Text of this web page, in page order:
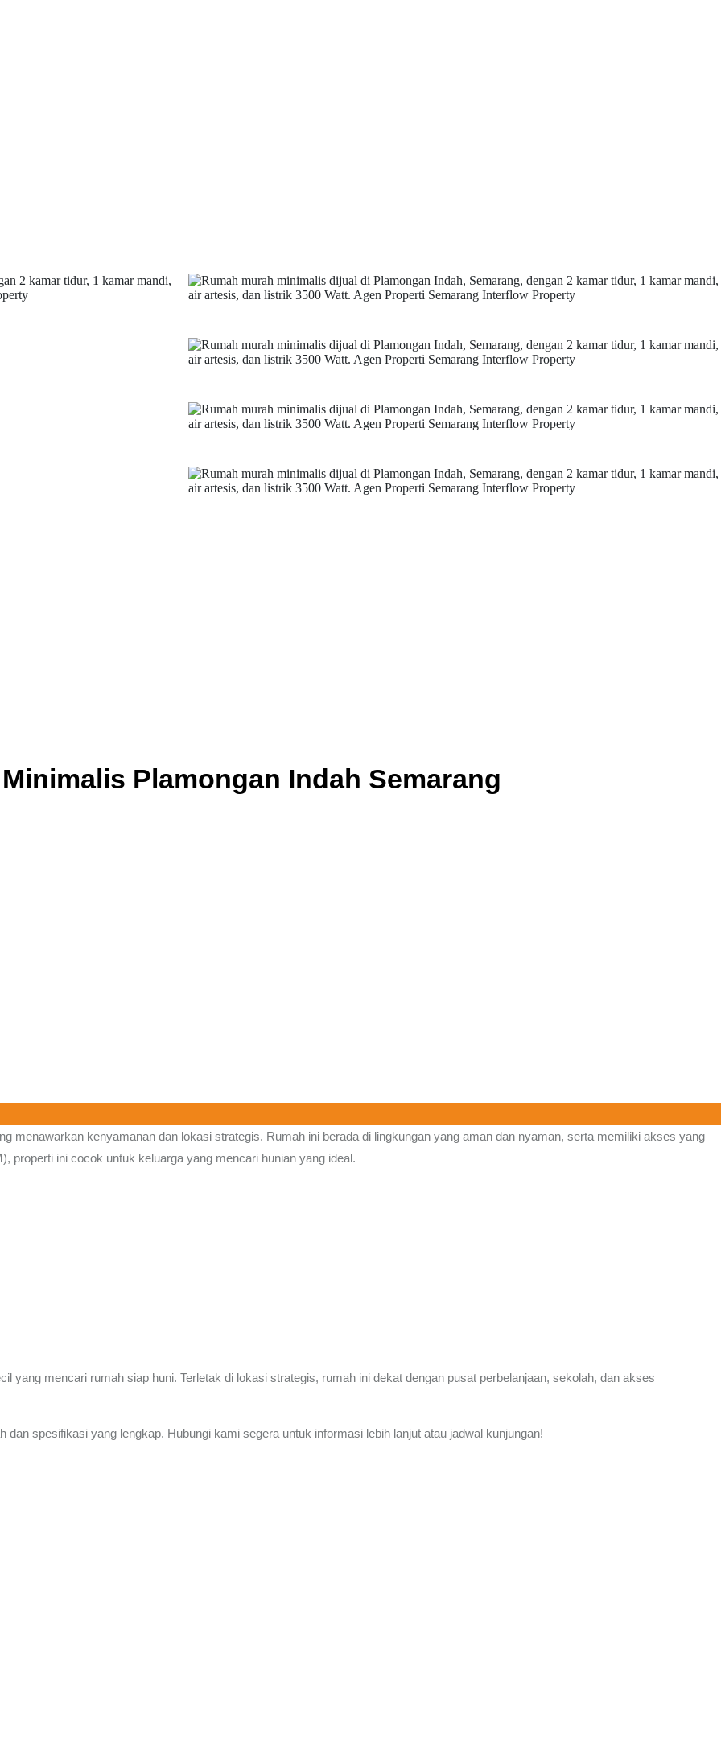
Plamongan Indah Semarang
menawarkan kenyamanan dan lokasi strategis. Rumah ini berada di lingkungan yang aman dan nyaman, serta memiliki akses yang
properti ini cocok untuk keluarga yang mencari hunian yang ideal.
yang mencari rumah siap huni. Terletak di lokasi strategis, rumah ini dekat dengan pusat perbelanjaan, sekolah, dan akses
spesifikasi yang lengkap. Hubungi kami segera untuk informasi lebih lanjut atau jadwal kunjungan!